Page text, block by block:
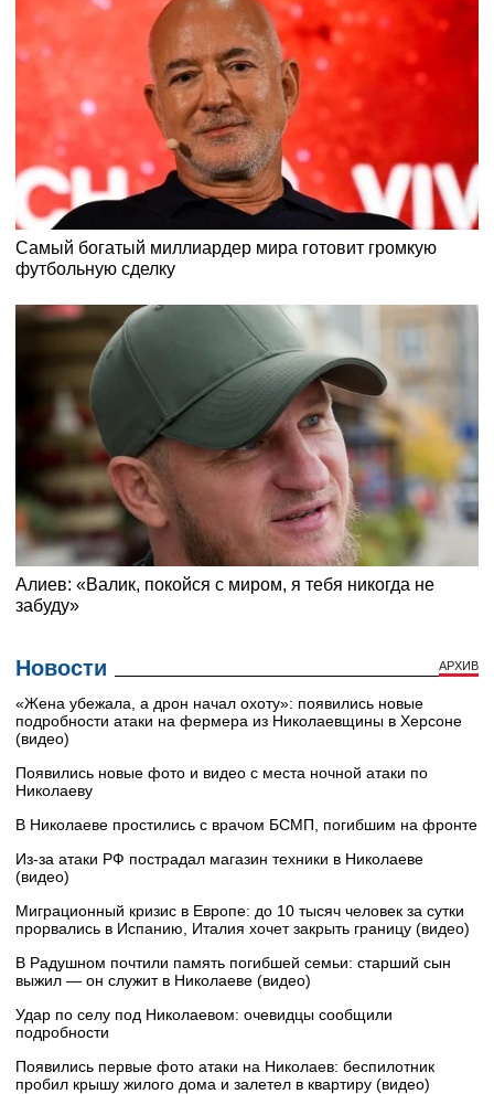
Новости АРХИВ
«Жена убежала, а дрон начал охоту»: появились новые
подробности атаки на фермера из Николаевщины в Херсоне
(видео)
Появились новые фото и видео с места ночной атаки по
Николаеву
В Николаеве простились с врачом БСМП, погибшим на фронте
Из-за атаки РФ пострадал магазин техники в Николаеве
(видео)
Миграционный кризис в Европе: до 10 тысяч человек за сутки
прорвались в Испанию, Италия хочет закрыть границу (видео)
В Радушном почтили память погибшей семьи: старший сын
выжил — он служит в Николаеве (видео)
Удар по селу под Николаевом: очевидцы сообщили
подробности
Появились первые фото атаки на Николаев: беспилотник
пробил крышу жилого дома и залетел в квартиру (видео)